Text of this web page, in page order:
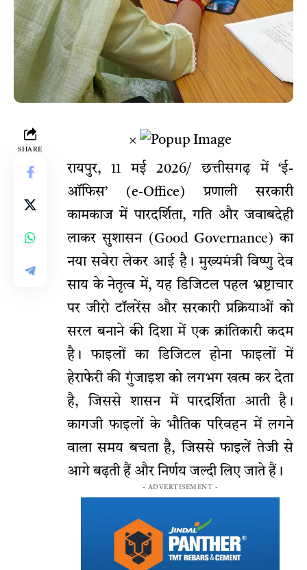
SHARE
×
रायपुर, 11 मई 2026/ छत्तीसगढ़ में ‘ई-
ऑफिस’ (e-Office) प्रणाली सरकारी
कामकाज में पारदर्शिता, गति और जवाबदेही
लाकर सुशासन (Good Governance) का
नया सवेरा लेकर आई है। मुख्यमंत्री विष्णु देव
साय के नेतृत्व में, यह डिजिटल पहल भ्रष्टाचार
पर जीरो टॉलरेंस और सरकारी प्रक्रियाओं को
सरल बनाने की दिशा में एक क्रांतिकारी कदम
है। फाइलों का डिजिटल होना फाइलों में
हेराफेरी की गुंजाइश को लगभग खत्म कर देता
है, जिससे शासन में पारदर्शिता आती है।
कागजी फाइलों के भौतिक परिवहन में लगने
वाला समय बचता है, जिससे फाइलें तेजी से
आगे बढ़ती हैं और निर्णय जल्दी लिए जाते हैं।
- ADVERTISEMENT -